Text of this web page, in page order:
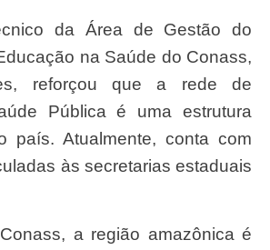
na Saúde do Conass,
reforçou que a rede de
Pública é uma estrutura
país. Atualmente, conta com
às secretarias estaduais